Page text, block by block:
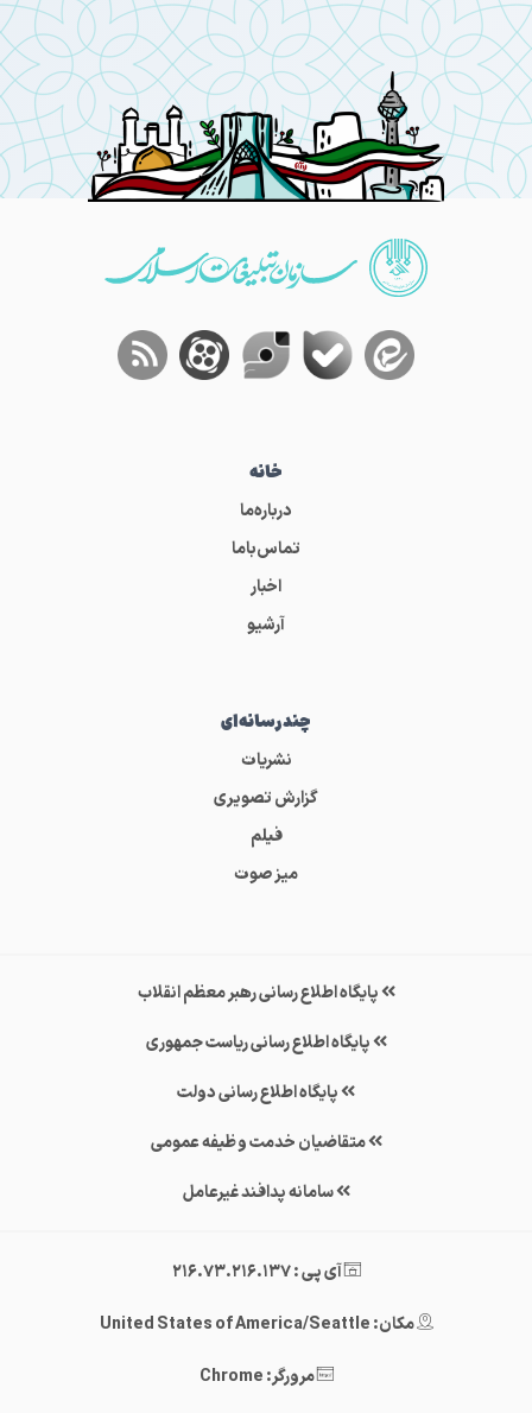
خانه
درباره‌ما
تماس‌باما
اخبار
آرشیو
چندرسانه‌ای
نشریات
گزارش تصویری
فیلم
میز صوت
پایگاه اطلاع رسانی رهبر معظم انقلاب
پایگاه اطلاع رسانی ریاست جمهوری
پایگاه اطلاع رسانی دولت
متقاضیان خدمت وظیفه عمومی
سامانه پدافند غیرعامل
آی پی : 216.73.216.137
مکان: United States of America/Seattle
مرورگر: Chrome